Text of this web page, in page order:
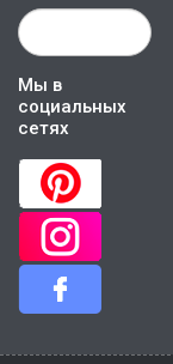
Мы в
социальных
сетях